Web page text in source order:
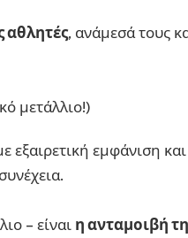
αθλητές, ανάμεσά τους
μετάλλιο!)
εξαιρετική εμφάνιση
– είναι η ανταμοιβή